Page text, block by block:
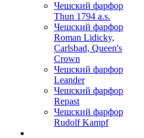
Чешский фарфор
Thun 1794 a.s.
Чешский фарфор
Roman Lidicky,
Carlsbad, Queen's
Crown
Чешский фарфор
Leander
Чешский фарфор
Repast
Чешский фарфор
Rudolf Kampf